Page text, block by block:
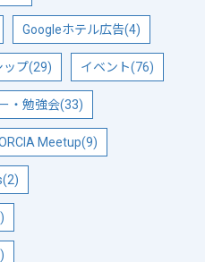
Googleホテル広告(4)
ップ(29) イベント(76)
・勉強会(33)
Meetup(9)